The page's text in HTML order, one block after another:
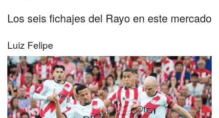
Los seis fichajes del Rayo en este mercado
Luiz Felipe